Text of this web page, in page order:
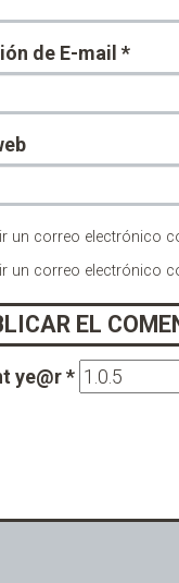
de E-mail *
un correo electrónico
un correo electrónico
ye@r*